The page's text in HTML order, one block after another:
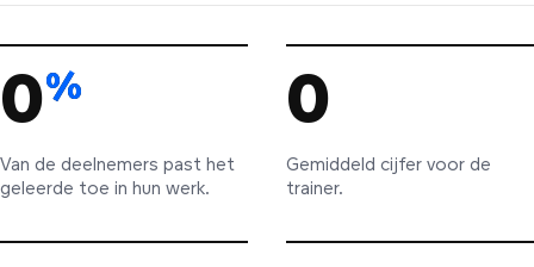
0%
Van de deelnemers past het
geleerde toe in hun werk.
0
Gemiddeld cijfer voor de
trainer.